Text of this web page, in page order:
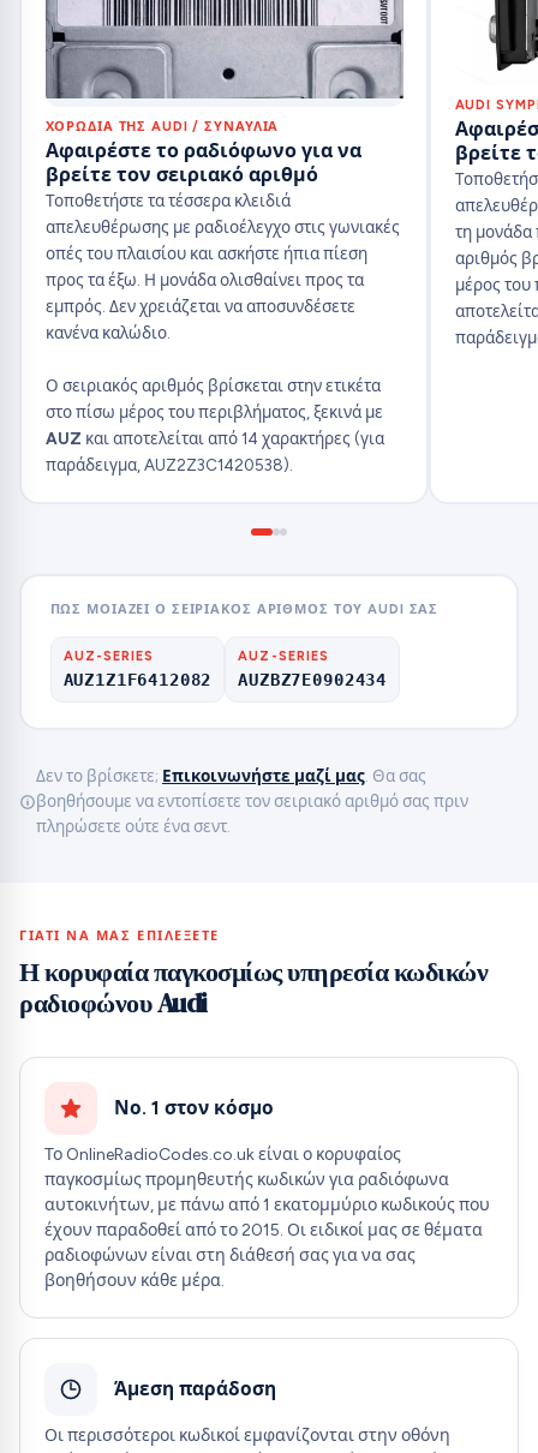
ΧΟΡΩΔΊΑ ΤΗΣ AUDI / ΣΥΝΑΥΛΊΑ
Αφαιρέστε το ραδιόφωνο για να
βρείτε τον σειριακό αριθμό
Τοποθετήστε τα τέσσερα κλειδιά
απελευθέρωσης με ραδιοέλεγχο στις γωνιακές
οπές του πλαισίου και ασκήστε ήπια πίεση
προς τα έξω. Η μονάδα ολισθαίνει προς τα
εμπρός. Δεν χρειάζεται να αποσυνδέσετε
κανένα καλώδιο.
Ο σειριακός αριθμός βρίσκεται στην ετικέτα
στο πίσω μέρος του περιβλήματος, ξεκινά με
AUZ και αποτελείται από 14 χαρακτήρες (για
παράδειγμα, AUZ2Z3C1420538).
AUDI
βρείτε
τη μονάδα
αριθμός
μέρος του
ΠΏΣ ΜΟΙΆΖΕΙ Ο ΣΕΙΡΙΑΚΌΣ ΑΡΙΘΜΌΣ ΤΟΥ AUDI ΣΑΣ
AUZ-SERIES
AUZ1Z1F6412082
AUZ-SERIES
AUZBZ7E0902434
Δεν το βρίσκετε; Επικοινωνήστε μαζί μας. Θα σας
βοηθήσουμε να εντοπίσετε τον σειριακό αριθμό σας πριν
πληρώσετε ούτε ένα σεντ.
ΓΙΑΤΊ ΝΑ ΜΑΣ ΕΠΙΛΈΞΕΤΕ
Η κορυφαία παγκοσμίως υπηρεσία κωδικών
ραδιοφώνου Audi
Νο. 1 στον κόσμο
Το OnlineRadioCodes.co.uk είναι ο κορυφαίος
παγκοσμίως προμηθευτής κωδικών για ραδιόφωνα
αυτοκινήτων, με πάνω από 1 εκατομμύριο κωδικούς που
έχουν παραδοθεί από το 2015. Οι ειδικοί μας σε θέματα
ραδιοφώνων είναι στη διάθεσή σας για να σας
βοηθήσουν κάθε μέρα.
Άμεση παράδοση
Οι περισσότεροι κωδικοί εμφανίζονται στην οθόνη